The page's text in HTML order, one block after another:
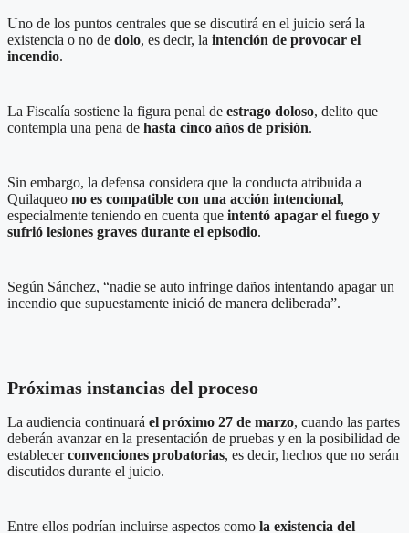
Uno de los puntos centrales que se discutirá en el juicio será la
existencia o no de dolo, es decir, la intención de provocar el
incendio.
La Fiscalía sostiene la figura penal de estrago doloso, delito que
contempla una pena de hasta cinco años de prisión.
Sin embargo, la defensa considera que la conducta atribuida a
Quilaqueo no es compatible con una acción intencional,
especialmente teniendo en cuenta que intentó apagar el fuego y
sufrió lesiones graves durante el episodio.
Según Sánchez, “nadie se auto infringe daños intentando apagar un
incendio que supuestamente inició de manera deliberada”.
Próximas instancias del proceso
La audiencia continuará el próximo 27 de marzo, cuando las partes
deberán avanzar en la presentación de pruebas y en la posibilidad de
establecerconvenciones probatorias, es decir, hechos que no serán
discutidos durante el juicio.
Entre ellos podrían incluirse aspectos como la existencia del